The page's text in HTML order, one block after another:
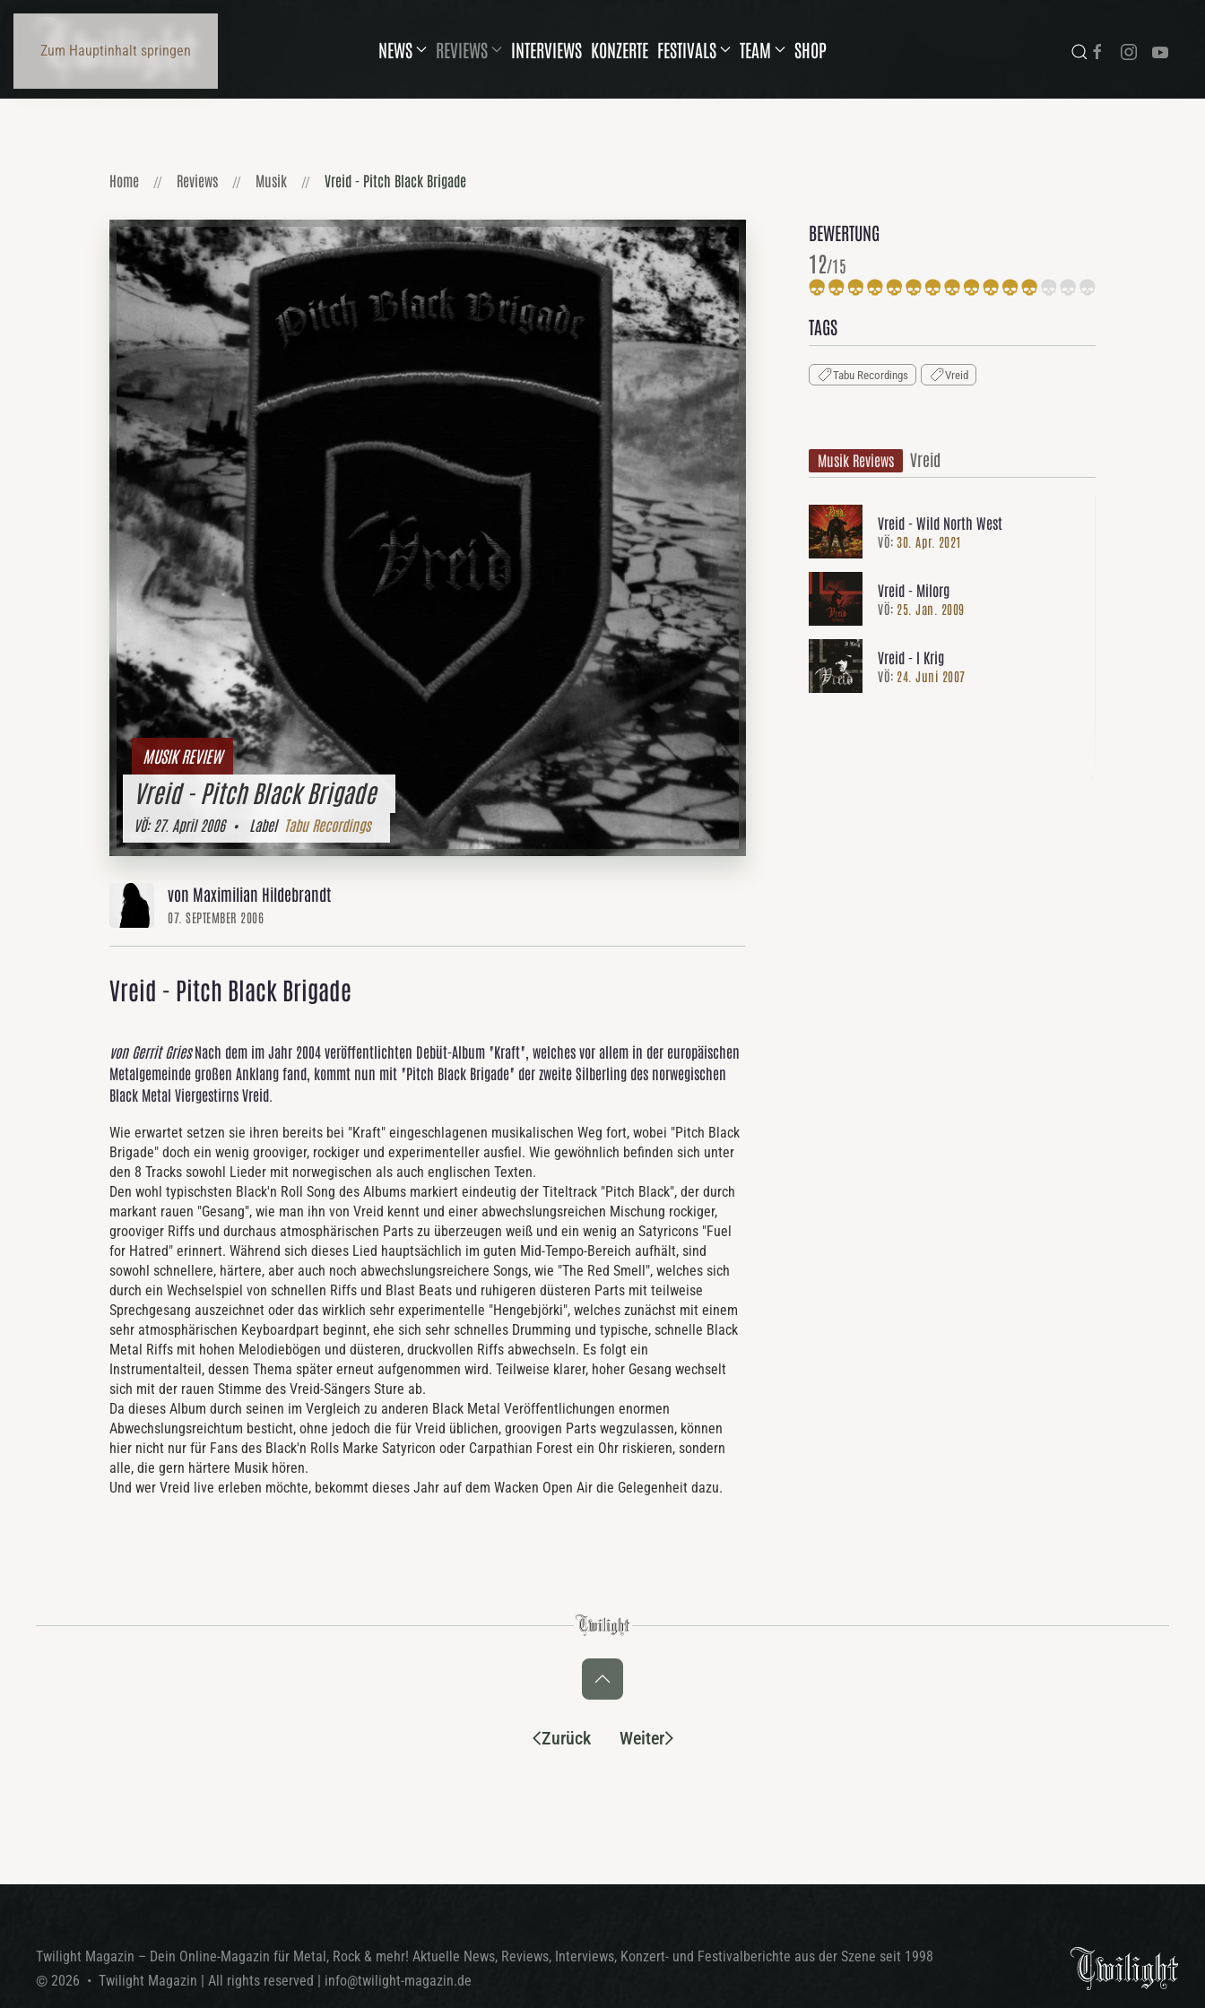
Zum Hauptinhalt springen NEWS REVIEWS INTERVIEWS KONZERTE FESTIVALS TEAM SHOP
Home Reviews Musik Vreid - Pitch Black Brigade
MUSIK REVIEW
Vreid - Pitch Black Brigade
VÖ:27. April 2006• Label Tabu Recordings
von Maximilian Hildebrandt
07. SEPTEMBER 2006
Vreid - Pitch Black Brigade
von Gerrit GriesNach dem im Jahr 2004 veröffentlichten Debüt-Album "Kraft", welches vor allem in der europäischen
Metalgemeinde großen Anklang fand, kommt nun mit "Pitch Black Brigade" der zweite Silberling des norwegischen
Black Metal Viergestirns Vreid.
Wie erwartet setzen sie ihren bereits bei "Kraft" eingeschlagenen musikalischen Weg fort, wobei "Pitch Black
Brigade" doch ein wenig grooviger, rockiger und experimenteller ausfiel. Wie gewöhnlich befinden sich unter
den 8 Tracks sowohl Lieder mit norwegischen als auch englischen Texten.
Den wohl typischsten Black'n Roll Song des Albums markiert eindeutig der Titeltrack "Pitch Black", der durch
markant rauen "Gesang", wie man ihn von Vreid kennt und einer abwechslungsreichen Mischung rockiger,
grooviger Riffs und durchaus atmosphärischen Parts zu überzeugen weiß und ein wenig an Satyricons "Fuel
for Hatred" erinnert. Während sich dieses Lied hauptsächlich im guten Mid-Tempo-Bereich aufhält, sind
sowohl schnellere, härtere, aber auch noch abwechslungsreichere Songs, wie "The Red Smell", welches sich
durch ein Wechselspiel von schnellen Riffs und Blast Beats und ruhigeren düsteren Parts mit teilweise
Sprechgesang auszeichnet oder das wirklich sehr experimentelle "Hengebjörki", welches zunächst mit einem
sehr atmosphärischen Keyboardpart beginnt, ehe sich sehr schnelles Drumming und typische, schnelle Black
Metal Riffs mit hohen Melodiebögen und düsteren, druckvollen Riffs abwechseln. Es folgt ein
Instrumentalteil, dessen Thema später erneut aufgenommen wird. Teilweise klarer, hoher Gesang wechselt
sich mit der rauen Stimme des Vreid-Sängers Sture ab.
Da dieses Album durch seinen im Vergleich zu anderen Black Metal Veröffentlichungen enormen
Abwechslungsreichtum besticht, ohne jedoch die für Vreid üblichen, groovigen Parts wegzulassen, können
hier nicht nur für Fans des Black'n Rolls Marke Satyricon oder Carpathian Forest ein Ohr riskieren, sondern
alle, die gern härtere Musik hören.
Und wer Vreid live erleben möchte, bekommt dieses Jahr auf dem Wacken Open Air die Gelegenheit dazu.
BEWERTUNG
12/15
TAGS
Tabu Recordings Vreid
Musik Reviews Vreid
Vreid - Wild North West
VÖ: 30. Apr. 2021
Vreid - Milorg
VÖ: 25. Jan. 2009
Vreid - I Krig
VÖ: 24. Juni 2007
Zurück Weiter
Twilight Magazin – Dein Online-Magazin für Metal, Rock & mehr! Aktuelle News, Reviews, Interviews, Konzert- und Festivalberichte aus der Szene seit 1998
© 2026 • Twilight Magazin | All rights reserved | info@twilight-magazin.de